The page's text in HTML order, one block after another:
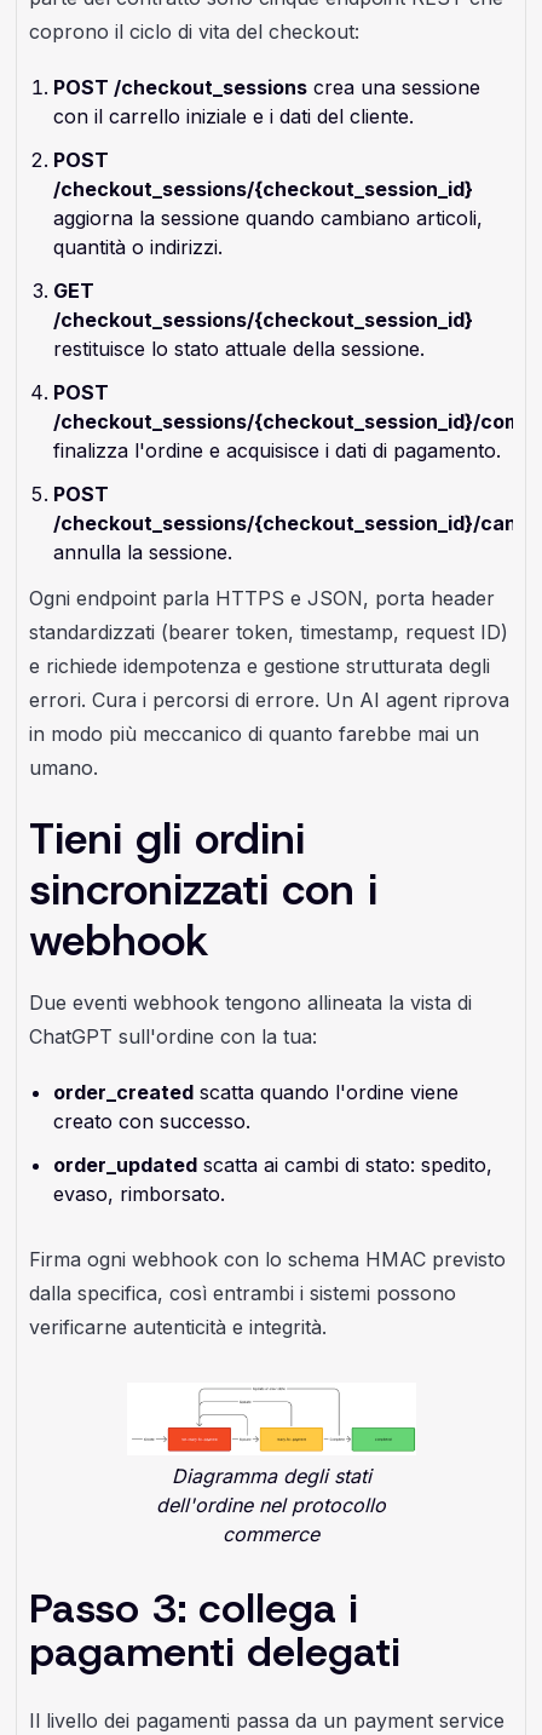
coprono il ciclo di vita del checkout:
POST /checkout_sessions crea una sessione
con il carrello iniziale e i dati del cliente.
POST
/checkout_sessions/{checkout_session_id}
aggiorna la sessione quando cambiano articoli,
quantità o indirizzi.
GET
/checkout_sessions/{checkout_session_id}
restituisce lo stato attuale della sessione.
POST
/checkout_sessions/{checkout_session_id}/
finalizza l'ordine e acquisisce i dati di pagamento.
POST
/checkout_sessions/{checkout_session_id}/
annulla la sessione.
Ogni endpoint parla HTTPS e JSON, porta header
standardizzati (bearer token, timestamp, request ID)
e richiede idempotenza e gestione strutturata degli
errori. Cura i percorsi di errore. Un AI agent riprova
in modo più meccanico di quanto farebbe mai un
umano.
Tieni gli ordini
sincronizzati con i
webhook
Due eventi webhook tengono allineata la vista di
ChatGPT sull'ordine con la tua:
order_created scatta quando l'ordine viene
creato con successo.
order_updated scatta ai cambi di stato: spedito,
evaso, rimborsato.
Firma ogni webhook con lo schema HMAC previsto
dalla specifica, così entrambi i sistemi possono
verificarne autenticità e integrità.
Diagramma degli stati
dell'ordine nel protocollo
commerce
Passo 3: collega i
pagamenti delegati
Il livello dei pagamenti passa da un payment service